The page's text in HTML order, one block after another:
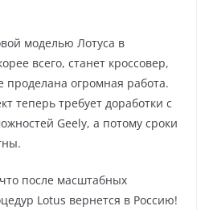
моделью Лотуса в
всего, станет кроссовер,
проделана огромная работа.
теперь требует доработки с
Geely, а потому сроки
после масштабных
Lotus вернется в Россию!